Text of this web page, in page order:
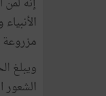
مزروعة
الشعور